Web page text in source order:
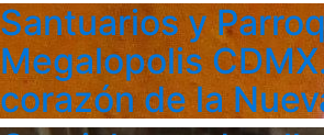
Santuarios y
Megalopolis
corazón de la